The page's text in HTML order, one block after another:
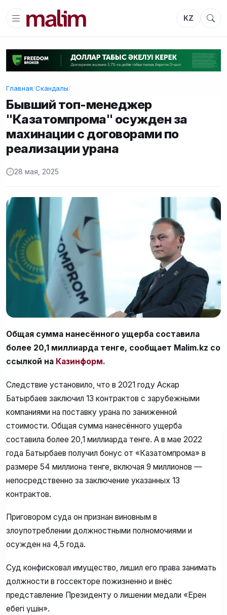
KZ
Главная/Скандалы/
Бывший топ-менеджер
"Казатомпрома" осужден за
махинации с договорами по
реализации урана
28 мая, 2025
Общая сумма нанесённого ущерба составила
более 20,1 миллиарда тенге, сообщает Malim.kz со
ссылкой на Казинформ.
Следствие установило, что в 2021 году Аскар
Батырбаев заключил 13 контрактов с зарубежными
компаниями на поставку урана по заниженной
стоимости. Общая сумма нанесённого ущерба
составила более 20,1 миллиарда тенге. А в мае 2022
года Батырбаев получил бонус от «Казатомпрома» в
размере 54 миллиона тенге, включая 9 миллионов —
непосредственно за заключение указанных 13
контрактов.
Приговором суда он признан виновным в
злоупотреблении должностными полномочиями и
осужден на 4,5 года.
Суд конфисковал имущество, лишил его права занимать
должности в госсекторе пожизненно и внёс
представление Президенту о лишении медали «Ерен
еңбегі үшін».